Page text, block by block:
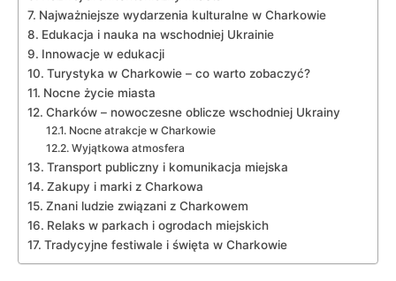
Najważniejsze wydarzenia kulturalne w Charkowie
Edukacja i nauka na wschodniej Ukrainie
Innowacje w edukacji
Turystyka w Charkowie – co‌ warto zobaczyć?
Nocne życie‍ miasta
Charków –​ nowoczesne oblicze wschodniej Ukrainy
Nocne atrakcje w Charkowie
Wyjątkowa atmosfera
Transport publiczny i komunikacja miejska
Zakupy⁤ i marki z Charkowa
Znani ludzie związani ⁢z Charkowem
Relaks w parkach i ogrodach miejskich
Tradycyjne festiwale i święta w Charkowie